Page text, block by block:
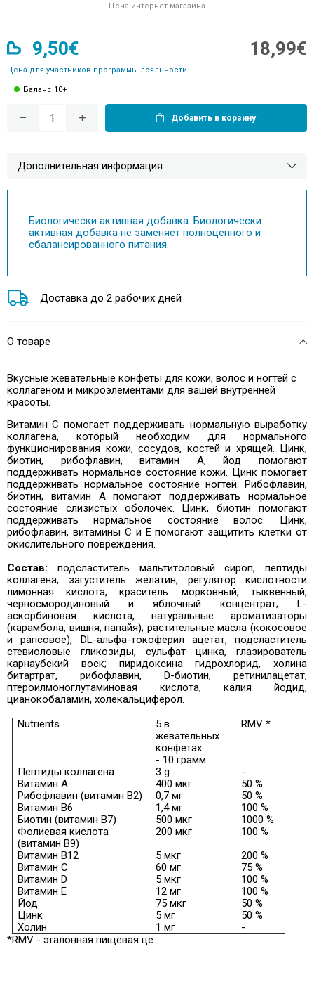
Цена интернет-магазина
9,50€
Цена для участников программы лояльности
18,99€
Баланс 10+
Добавить в корзину
Дополнительная информация
Биологически активная добавка. Биологически
активная добавка не заменяет полноценного и
сбалансированного питания.
Доставка до 2 рабочих дней
О товаре
Вкусные жевательные конфеты для кожи, волос и ногтей с
коллагеном и микроэлементами для вашей внутренней
красоты.
Витамин С помогает поддерживать нормальную выработку
коллагена, который необходим для нормального
функционирования кожи, сосудов, костей и хрящей. Цинк,
биотин, рибофлавин, витамин А, йод помогают
поддерживать нормальное состояние кожи. Цинк помогает
поддерживать нормальное состояние ногтей. Рибофлавин,
биотин, витамин А помогают поддерживать нормальное
состояние слизистых оболочек. Цинк, биотин помогают
поддерживать нормальное состояние волос. Цинк,
рибофлавин, витамины С и Е помогают защитить клетки от
окислительного повреждения.
Состав: подсластитель мальтитоловый сироп, пептиды
коллагена, загуститель желатин, регулятор кислотности
лимонная кислота, краситель: морковный, тыквенный,
черносмородиновый и яблочный концентрат; L-
аскорбиновая кислота, натуральные ароматизаторы
(карамбола, вишня, папайя); растительные масла (кокосовое
и рапсовое), DL-альфа-токоферил ацетат, подсластитель
стевиоловые гликозиды, сульфат цинка, глазирователь
карнаубский воск; пиридоксина гидрохлорид, холина
битартрат, рибофлавин, D-биотин, ретинилацетат,
птероилмоноглутаминовая кислота, калия йодид,
цианокобаламин, холекальциферол.
Nutrients
5 в
жевательных
конфетах
- 10 грамм
RMV *
Пептиды коллагена 3 g
-
Витамин А
400 мкг
50 %
Рибофлавин (витамин B2)
0,7 мг
50 %
Витамин B6
1,4 мг
100 %
Биотин (витамин B7)
500 мкг
1000 %
Фолиевая кислота
(витамин B9)
200 мкг
100 %
Витамин B12
5 мкг
200 %
Витамин C
60 мг
75 %
Витамин D
5 мкг
100 %
Витамин Е
12 мг
100 %
Йод
75 мкг
50 %
Цинк
5 мг
50 %
Холин
1 мг
-
*RMV - эталонная пищевая це